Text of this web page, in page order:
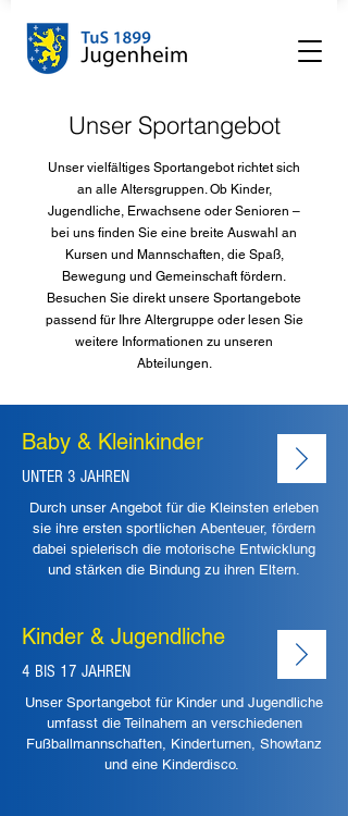
Unser Sportangebot
Unser vielfältiges Sportangebot richtet sich
an alle Altersgruppen. Ob Kinder,
Jugendliche, Erwachsene oder Senioren –
bei uns finden Sie eine breite Auswahl an
Kursen und Mannschaften, die Spaß,
Bewegung und Gemeinschaft fördern.
Besuchen Sie direkt unsere Sportangebote
passend für Ihre Altergruppe oder lesen Sie
weitere Informationen zu unseren
Abteilungen.
Baby & Kleinkinder
UNTER 3 JAHREN
Durch unser Angebot für die Kleinsten erleben
sie ihre ersten sportlichen Abenteuer, fördern
dabei spielerisch die motorische Entwicklung
und stärken die Bindung zu ihren Eltern.
Kinder & Jugendliche
4 BIS 17 JAHREN
Unser Sportangebot für Kinder und Jugendliche
umfasst die Teilnahem an verschiedenen
Fußballmannschaften, Kinderturnen, Showtanz
und eine Kinderdisco.